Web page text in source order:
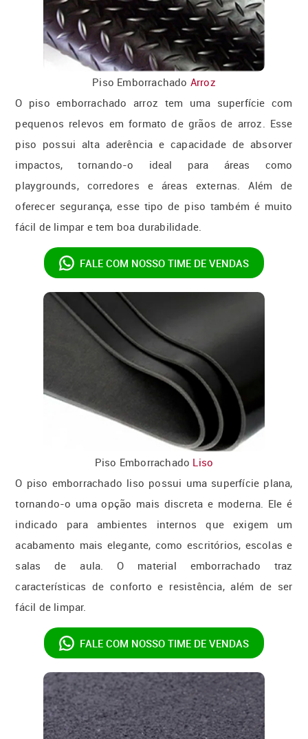
Piso Emborrachado Arroz
O piso emborrachado arroz tem uma superfície com
pequenos relevos em formato de grãos de arroz. Esse
piso possui alta aderência e capacidade de absorver
impactos, tornando-o ideal para áreas como
playgrounds, corredores e áreas externas. Além de
oferecer segurança, esse tipo de piso também é muito
fácil de limpar e tem boa durabilidade.
FALE COM NOSSO TIME DE VENDAS
Piso Emborrachado Liso
O piso emborrachado liso possui uma superfície plana,
tornando-o uma opção mais discreta e moderna. Ele é
indicado para ambientes internos que exigem um
acabamento mais elegante, como escritórios, escolas e
salas de aula. O material emborrachado traz
características de conforto e resistência, além de ser
fácil de limpar.
FALE COM NOSSO TIME DE VENDAS